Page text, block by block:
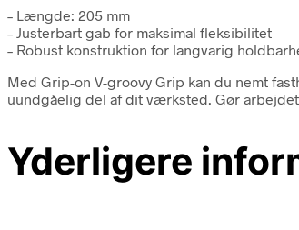
– Længde: 205 mm
– Justerbart gab for maksimal fleksibilitet
– Robust konstruktion for langvarig
Med Grip-on V-groovy Grip kan du nemt
uundgåelig del af dit værksted. Gør
Yderligere